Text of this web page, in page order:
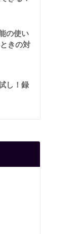
の使い
きの対
し！録